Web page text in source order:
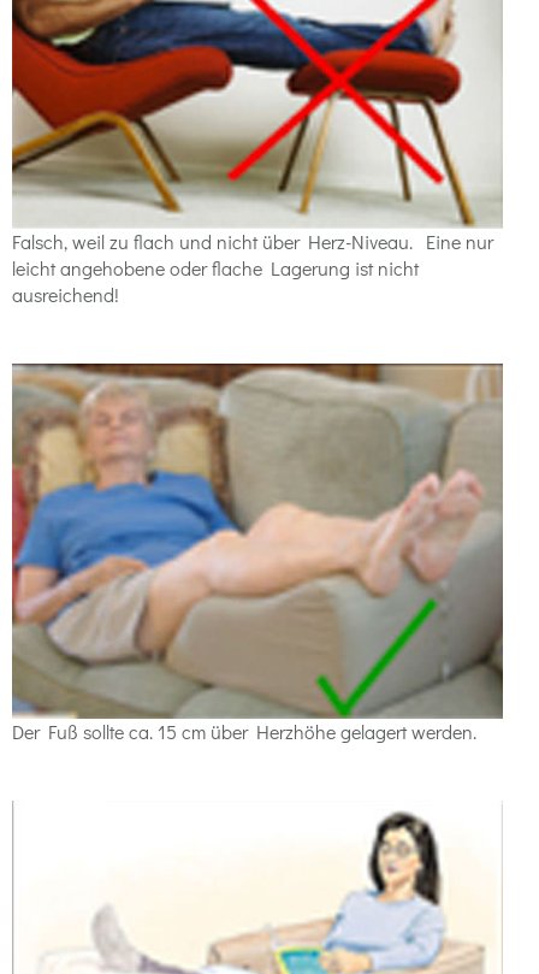
Falsch, weil zu flach und nicht über Herz-Niveau. Eine nur
leicht angehobene oder flache Lagerung ist nicht
ausreichend!
Der Fuß sollte ca. 15 cm über Herzhöhe gelagert werden.